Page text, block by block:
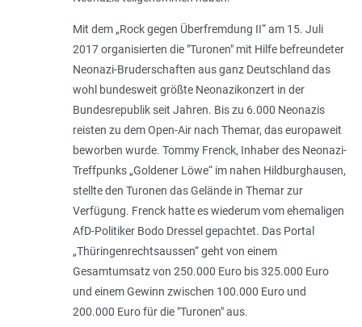
Mit dem „Rock gegen Überfremdung II“ am 15. Juli
2017 organisierten die "Turonen" mit Hilfe befreundeter
Neonazi-Bruderschaften aus ganz Deutschland das
wohl bundesweit größte Neonazikonzert in der
Bundesrepublik seit Jahren. Bis zu 6.000 Neonazis
reisten zu dem Open-Air nach Themar, das europaweit
beworben wurde. Tommy Frenck, Inhaber des Neonazi-
Treffpunks „Goldener Löwe“ im nahen Hildburghausen,
stellte den Turonen das Gelände in Themar zur
Verfügung. Frenck hatte es wiederum vom ehemaligen
AfD-Politiker Bodo Dressel gepachtet. Das Portal
„Thüringenrechtsaussen“ geht von einem
Gesamtumsatz von 250.000 Euro bis 325.000 Euro
und einem Gewinn zwischen 100.000 Euro und
200.000 Euro für die "Turonen" aus.